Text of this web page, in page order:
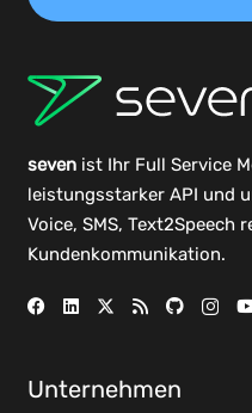
sevenist Ihr Full Service
leistungsstarker API und
Voice, SMS, Text2Speech
Kundenkommunikation.
Unternehmen